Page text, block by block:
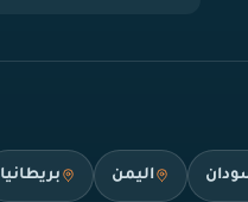
اليمن بريطانيا